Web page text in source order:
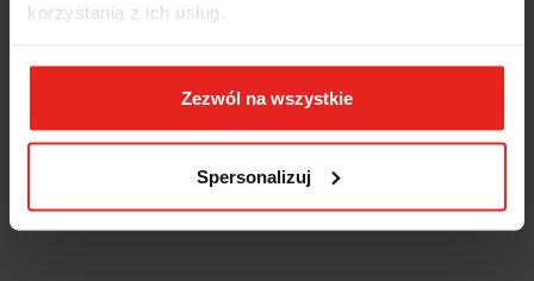
korzystania z ich usług.
Zezwól na wszystkie
Spersonalizuj